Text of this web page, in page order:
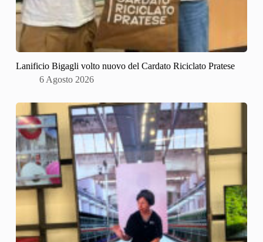
Lanificio Bigagli volto nuovo del Cardato Riciclato Pratese
6 Agosto 2026